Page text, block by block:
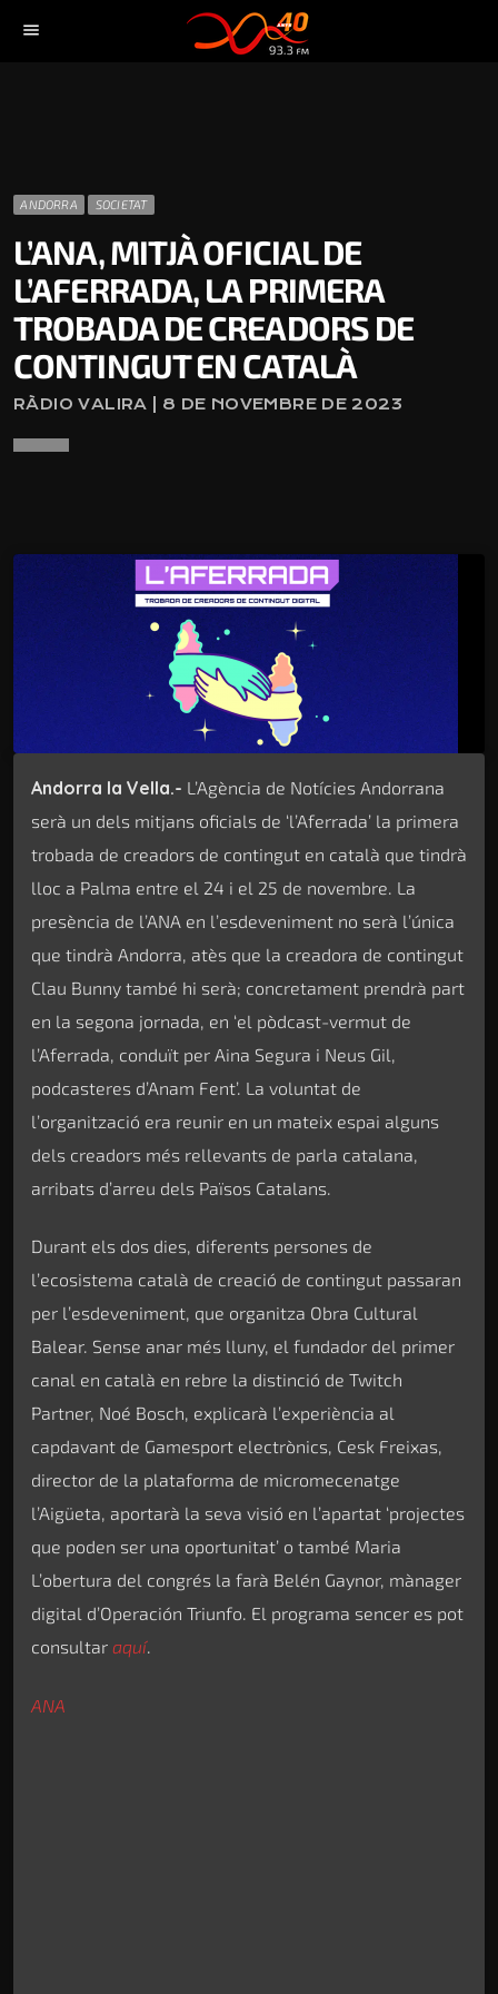
menu
ANDORRA SOCIETAT
L’ANA, MITJÀ OFICIAL DE
L’AFERRADA, LA PRIMERA
TROBADA DE CREADORS DE
CONTINGUT EN CATALÀ
RÀDIO VALIRA | 8 DE NOVEMBRE DE 2023
Andorra la Vella.- L’Agència de Notícies Andorrana
serà un dels mitjans oficials de ‘l’Aferrada’ la primera
trobada de creadors de contingut en català que tindrà
lloc a Palma entre el 24 i el 25 de novembre. La
presència de l’ANA en l’esdeveniment no serà l’única
que tindrà Andorra, atès que la creadora de contingut
Clau Bunny també hi serà; concretament prendrà part
en la segona jornada, en ‘el pòdcast-vermut de
l’Aferrada, conduït per Aina Segura i Neus Gil,
podcasteres d’Anam Fent’. La voluntat de
l’organització era reunir en un mateix espai alguns
dels creadors més rellevants de parla catalana,
arribats d’arreu dels Països Catalans.
Durant els dos dies, diferents persones de
l’ecosistema català de creació de contingut passaran
per l’esdeveniment, que organitza Obra Cultural
Balear. Sense anar més lluny, el fundador del primer
canal en català en rebre la distinció de Twitch
Partner, Noé Bosch, explicarà l’experiència al
capdavant de Gamesport electrònics, Cesk Freixas,
director de la plataforma de micromecenatge
l’Aigüeta, aportarà la seva visió en l’apartat ‘projectes
que poden ser una oportunitat’ o també Maria
L’obertura del congrés la farà Belén Gaynor, mànager
digital d’Operación Triunfo. El programa sencer es pot
consultar aquí.
ANA